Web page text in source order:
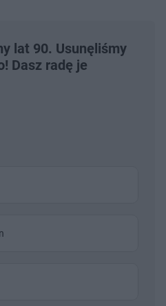
lat 90. Usunęliśmy
Dasz radę je